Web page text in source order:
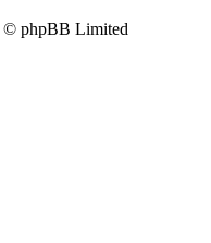
© phpBB Limited